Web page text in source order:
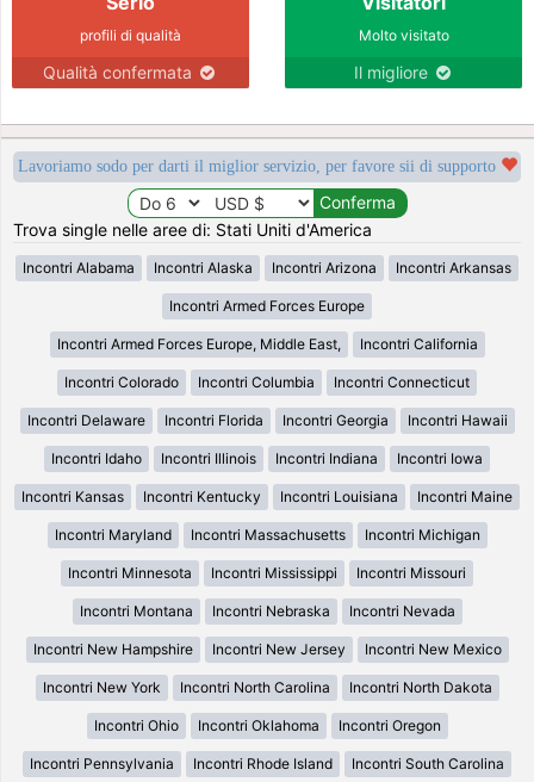
profili di qualità
Qualità confermata
Molto visitato
Il migliore
Lavoriamo sodo per darti il miglior servizio, per favore sii di supporto
Trova single nelle aree di: Stati Uniti d'America
Incontri Alabama Incontri Alaska Incontri Arizona Incontri Arkansas
Incontri Armed Forces Europe
Incontri Armed Forces Europe, Middle East, Incontri California
Incontri Colorado Incontri Columbia Incontri Connecticut
Incontri Delaware Incontri Florida Incontri Georgia Incontri Hawaii
Incontri Idaho Incontri Illinois Incontri Indiana Incontri Iowa
Incontri Kansas Incontri Kentucky Incontri Louisiana Incontri Maine
Incontri Maryland Incontri Massachusetts Incontri Michigan
Incontri Minnesota Incontri Mississippi Incontri Missouri
Incontri Montana Incontri Nebraska Incontri Nevada
Incontri New Hampshire Incontri New Jersey Incontri New Mexico
Incontri New York Incontri North Carolina Incontri North Dakota
Incontri Ohio Incontri Oklahoma Incontri Oregon
Incontri Pennsylvania Incontri Rhode Island Incontri South Carolina